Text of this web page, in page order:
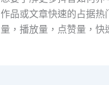
作品或文章快速的占据
量，播放量，点赞量，快